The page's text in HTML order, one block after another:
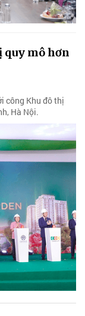
quy mô hơn
công Khu đô thị
Hà Nội.